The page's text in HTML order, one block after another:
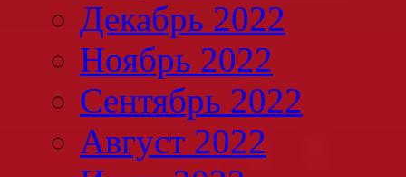
Декабрь 2022
Ноябрь 2022
Сентябрь 2022
Август 2022